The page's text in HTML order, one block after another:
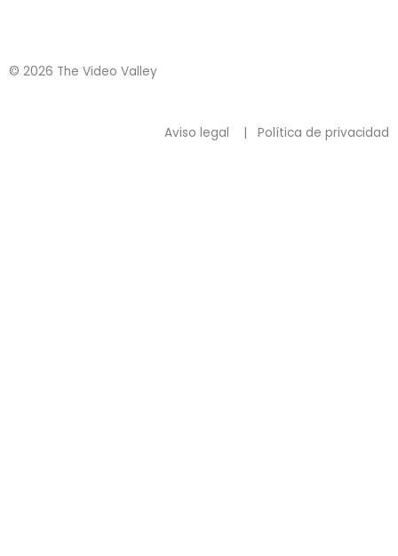
© 2026 The Video Valley
Aviso legal | Política de privacidad